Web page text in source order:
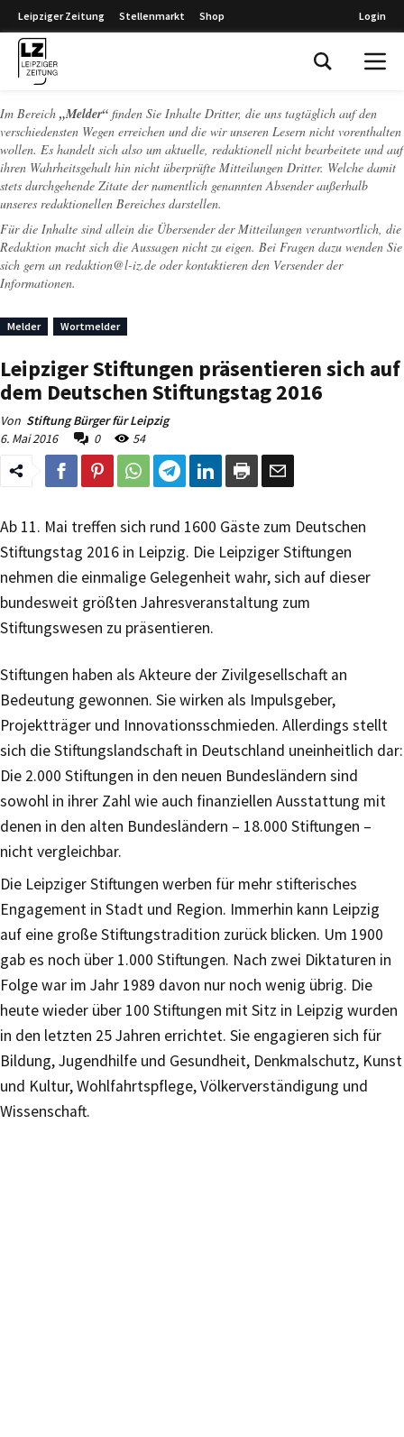
Leipziger Zeitung Stellenmarkt Shop Login
Im Bereich „Melder“ finden Sie Inhalte Dritter, die uns tagtäglich auf den
verschiedensten Wegen erreichen und die wir unseren Lesern nicht vorenthalten
wollen. Es handelt sich also um aktuelle, redaktionell nicht bearbeitete und auf
ihren Wahrheitsgehalt hin nicht überprüfte Mitteilungen Dritter. Welche damit
stets durchgehende Zitate der namentlich genannten Absender außerhalb
unseres redaktionellen Bereiches darstellen.
Für die Inhalte sind allein die Übersender der Mitteilungen verantwortlich, die
Redaktion macht sich die Aussagen nicht zu eigen. Bei Fragen dazu wenden Sie
sich gern an redaktion@l-iz.de oder kontaktieren den Versender der
Informationen.
Melder Wortmelder
Leipziger Stiftungen präsentieren sich auf
dem Deutschen Stiftungstag 2016
Von Stiftung Bürger für Leipzig
6. Mai 2016
0 54
Ab 11. Mai treffen sich rund 1600 Gäste zum Deutschen
Stiftungstag 2016 in Leipzig. Die Leipziger Stiftungen
nehmen die einmalige Gelegenheit wahr, sich auf dieser
bundesweit größten Jahresveranstaltung zum
Stiftungswesen zu präsentieren.
Stiftungen haben als Akteure der Zivilgesellschaft an
Bedeutung gewonnen. Sie wirken als Impulsgeber,
Projektträger und Innovationsschmieden. Allerdings stellt
sich die Stiftungslandschaft in Deutschland uneinheitlich dar:
Die 2.000 Stiftungen in den neuen Bundesländern sind
sowohl in ihrer Zahl wie auch finanziellen Ausstattung mit
denen in den alten Bundesländern – 18.000 Stiftungen –
nicht vergleichbar.
Die Leipziger Stiftungen werben für mehr stifterisches
Engagement in Stadt und Region. Immerhin kann Leipzig
auf eine große Stiftungstradition zurück blicken. Um 1900
gab es noch über 1.000 Stiftungen. Nach zwei Diktaturen in
Folge war im Jahr 1989 davon nur noch wenig übrig. Die
heute wieder über 100 Stiftungen mit Sitz in Leipzig wurden
in den letzten 25 Jahren errichtet. Sie engagieren sich für
Bildung, Jugendhilfe und Gesundheit, Denkmalschutz, Kunst
und Kultur, Wohlfahrtspflege, Völkerverständigung und
Wissenschaft.